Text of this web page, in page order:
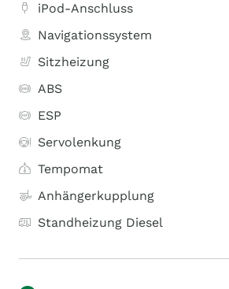
iPod-Anschluss
Navigationssystem
Sitzheizung
ABS
ESP
Servolenkung
Tempomat
Anhängerkupplung
Standheizung Diesel